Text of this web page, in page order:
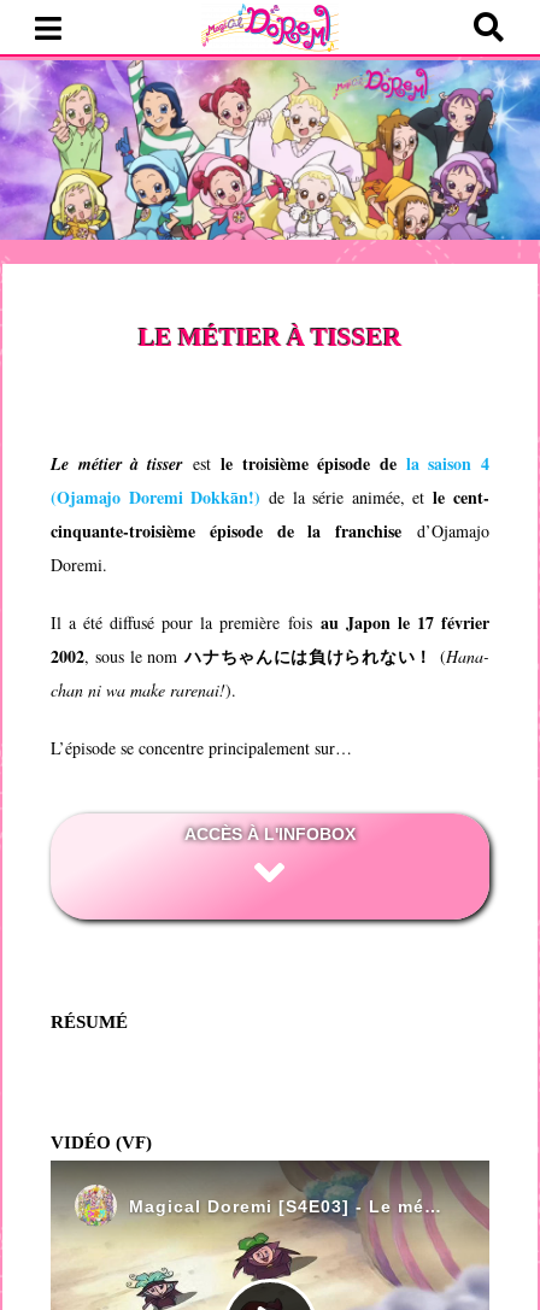
LE MÉTIER À TISSER
Le métier à tisserestle troisième épisode de la saison 4
(Ojamajo Doremi Dokkān!) de la série animée, etle cent-
cinquante-troisième épisode de la franchise d’Ojamajo
Doremi.
Il a été diffusé pour la première fois au Japon le 17 février
2002, sous le nomハナちゃんには負けられない！ (Hana-
chan ni wa make rarenai!).
L’épisode se concentre principalement sur…
ACCÈS À L'INFOBOX
RÉSUMÉ
VIDÉO (VF)